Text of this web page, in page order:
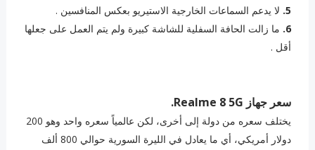
5. ‏لا يدعم السماعات الخارجية الاستيريو بعكس المنافسين .
6. ‏ما زالت الحافة السفلية للشاشة كبيرة ولم يتم العمل على جعلها
أقل .
سعر جهاز Realme 8 5G.
يختلف سعره من دولة إلى أخرى، لكن عالمياً سعره واحد وهو 200
دولار أمريكي، أي ما يعادل في الليرة السورية حوالي 800 ألف